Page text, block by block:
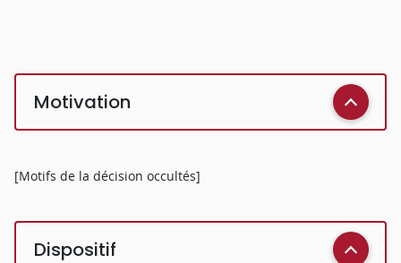
Motivation
[Motifs de la décision occultés]
Dispositif